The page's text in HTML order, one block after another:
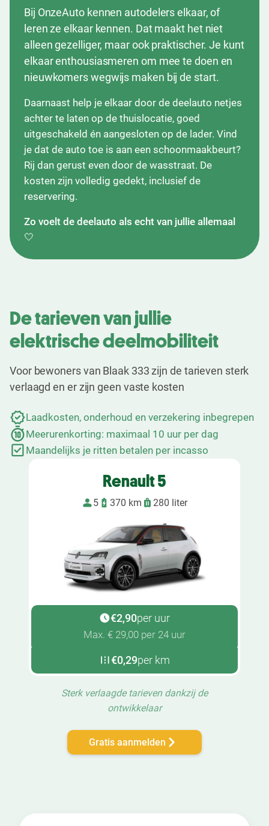
Bij OnzeAuto kennen autodelers elkaar, of
leren ze elkaar kennen. Dat maakt het niet
alleen gezelliger, maar ook praktischer. Je kunt
elkaar enthousiasmeren om mee te doen en
nieuwkomers wegwijs maken bij de start.
Daarnaast help je elkaar door de deelauto netjes
achter te laten op de thuislocatie, goed
uitgeschakeld én aangesloten op de lader. Vind
je dat de auto toe is aan een schoonmaakbeurt?
Rij dan gerust even door de wasstraat. De
kosten zijn volledig gedekt, inclusief de
reservering.
Zo voelt de deelauto als echt van jullie allemaal
🤍
De tarieven van jullie
elektrische deelmobiliteit
Voor bewoners van Blaak 333 zijn de tarieven sterk
verlaagd en er zijn geen vaste kosten
Laadkosten, onderhoud en verzekering inbegrepen
Meerurenkorting: maximaal 10 uur per dag
Maandelijks je ritten betalen per incasso
Renault 5
5 370 km 280 liter
€2,90per uur
Max. € 29,00 per 24 uur
€0,29per km
Sterk verlaagde tarieven dankzij de
ontwikkelaar
Gratis aanmelden